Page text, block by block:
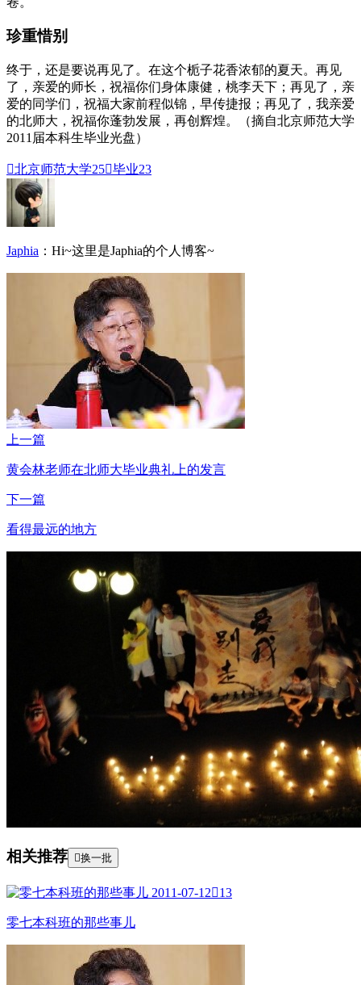
珍重惜别
终于，还是要说再见了。在这个栀子花香浓郁的夏天。再见
了，亲爱的师长，祝福你们身体康健，桃李天下；再见了，亲
爱的同学们，祝福大家前程似锦，早传捷报；再见了，我亲爱
的北师大，祝福你蓬勃发展，再创辉煌。（摘自北京师范大学
2011届本科生毕业光盘）
北京师范大学25毕业23
Japhia ：Hi~这里是Japhia的个人博客~
上一篇
黄会林老师在北师大毕业典礼上的发言
下一篇
看得最远的地方
相关推荐 换一批
2011-07-1213
零七本科班的那些事儿